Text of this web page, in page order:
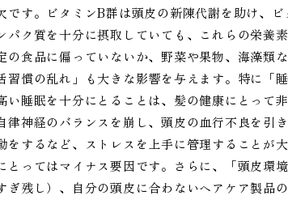
す。ビタミンB群は頭皮の新陳代謝を助け、
ク質を十分に摂取していても、これらの栄養
食品に偏っていないか、野菜や果物、海藻類
慣の乱れ」も大きな影響を与えます。特に「
睡眠を十分にとることは、髪の健康にとって非
律神経のバランスを崩し、頭皮の血行不良を引
するなど、ストレスを上手に管理することが
ってはマイナス要因です。さらに、「頭皮環
残し）、自分の頭皮に合わないヘアケア製品